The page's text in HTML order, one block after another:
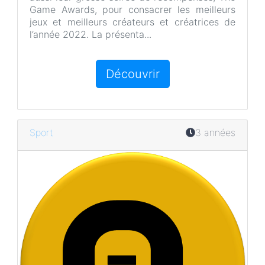
Game Awards, pour consacrer les meilleurs
jeux et meilleurs créateurs et créatrices de
l’année 2022. La présenta...
Découvrir
Sport 3 années